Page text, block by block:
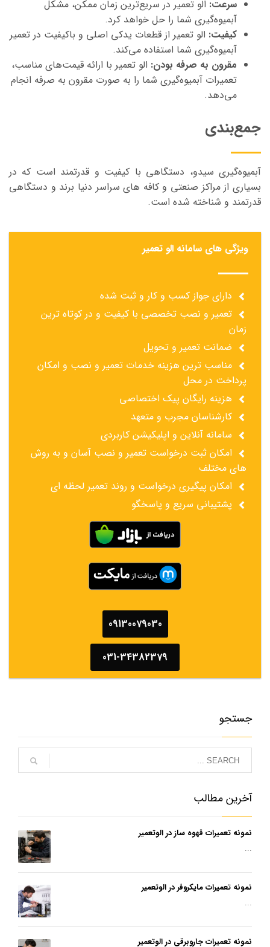
سرعت: الو تعمیر در سریع‌ترین زمان ممکن، مشکل
آبمیوه‌گیری شما را حل خواهد کرد.
کیفیت: الو تعمیر از قطعات یدکی اصلی و باکیفیت در تعمیر
آبمیوه‌گیری شما استفاده می‌کند.
مقرون به صرفه بودن: الو تعمیر با ارائه قیمت‌های مناسب،
تعمیرات آبمیوه‌گیری شما را به صورت مقرون به صرفه انجام
می‌دهد.
جمع‌بندی
آبمیوه‌گیری سیدو، دستگاهی با کیفیت و قدرتمند است که در
بسیاری از مراکز صنعتی و کافه های سراسر دنیا برند و دستگاهی
قدرتمند و شناخته شده است.
ویژگی های سامانه الو تعمیر
دارای جواز کسب و کار و ثبت شده
تعمیر و نصب تخصصی با کیفیت و در کوتاه ترین
زمان
ضمانت تعمیر و تحویل
مناسب ترین هزینه خدمات تعمیر و نصب و امکان
پرداخت در محل
هزینه رایگان پیک اختصاصی
کارشناسان مجرب و متعهد
سامانه آنلاین و اپلیکیشن کاربردی
امکان ثبت درخواست تعمیر و نصب آسان و به روش
های مختلف
امکان پیگیری درخواست و روند تعمیر لحظه ای
پشتیبانی سریع و پاسخگو
09130079030
031-34382379
جستجو
آخرین مطالب
نمونه تعمیرات قهوه ساز در الوتعمیر
...
نمونه تعمیرات مایکروفر در الوتعمیر
...
نمونه تعمیرات جاروبرقی در الوتعمیر